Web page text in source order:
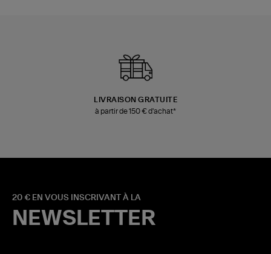
LIVRAISON GRATUITE
à partir de 150 € d'achat*
20 € EN VOUS INSCRIVANT À LA
NEWSLETTER